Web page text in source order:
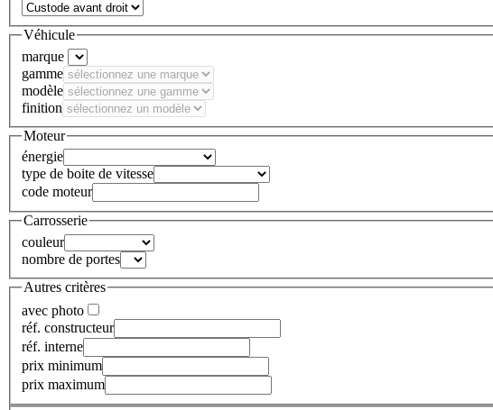
Véhicule
marque
gamme
modèle
finition
Moteur
énergie
type de boite de vitesse
code moteur
Carrosserie
couleur
nombre de portes
Autres critères
avec photo
réf. constructeur
réf. interne
prix minimum
prix maximum